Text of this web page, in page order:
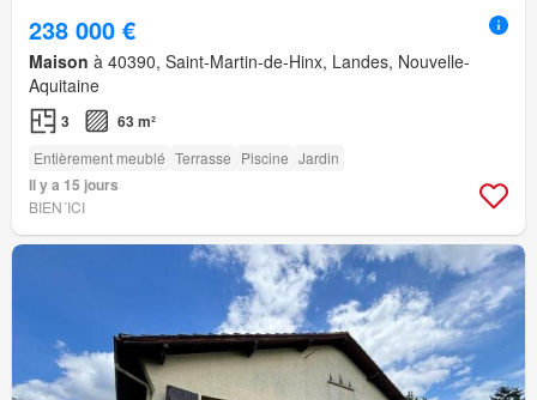
238 000 €
Maison à 40390, Saint-Martin-de-Hinx, Landes, Nouvelle-
Aquitaine
3 63 m²
Entièrement meublé Terrasse Piscine Jardin
Il y a 15 jours
BIEN´ICI